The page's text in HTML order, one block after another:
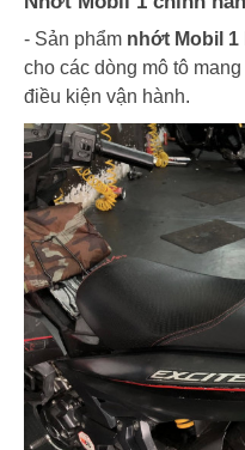
- Sản phẩm nhớt Mobil 1
cho các dòng mô tô
điều kiện vận hành.